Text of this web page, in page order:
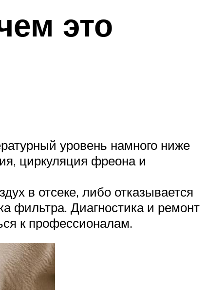
это
уровень намного ниже
циркуляция фреона и
в отсеке, либо отказывается
фильтра. Диагностика и ремонт
к профессионалам.